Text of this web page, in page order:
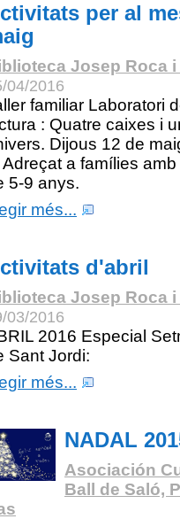
per al
Josep Roca
04/2016
familiar Laboratori
: Quatre caixes i
Dijous 12 de
Adreçat a famílies
5-9 anys.
més...
d'abril
Josep Roca
03/2016
2016 Especial
Sant Jordi:
més...
NADAL
Asociación
Ball de Saló,